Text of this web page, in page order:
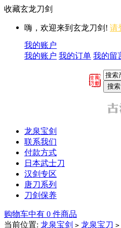
收藏玄龙刀剑
嗨，欢迎来到玄龙刀剑! 请
我的账户
我的账户 我的订单 我的留
龙泉宝剑
联系我们
付款方式
日本武士刀
汉剑专区
唐刀系列
刀剑保养
购物车中有 0 件商品
当前位置: 龙泉宝剑 > 龙泉宝刀 >